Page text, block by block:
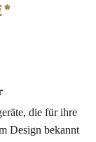
*
die für ihre
Design bekannt